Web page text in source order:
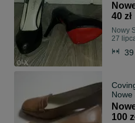
40 zł
Nowy
27
39
Nowe
100